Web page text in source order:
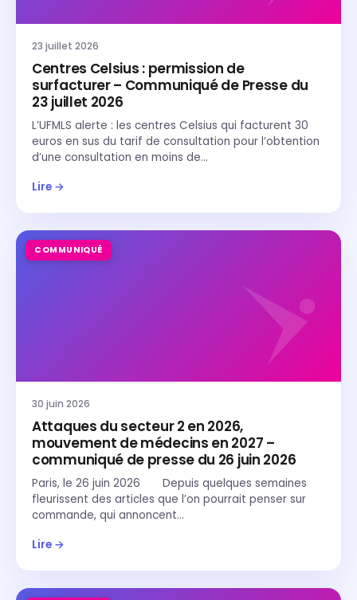
23 juillet 2026
Centres Celsius : permission de
surfacturer – Communiqué de Presse du
23 juillet 2026
L’UFMLS alerte : les centres Celsius qui facturent 30
euros en sus du tarif de consultation pour l’obtention
d’une consultation en moins de…
Lire →
COMMUNIQUÉ
30 juin 2026
Attaques du secteur 2 en 2026,
mouvement de médecins en 2027 –
communiqué de presse du 26 juin 2026
Paris, le 26 juin 2026 Depuis quelques semaines
fleurissent des articles que l’on pourrait penser sur
commande, qui annoncent…
Lire →